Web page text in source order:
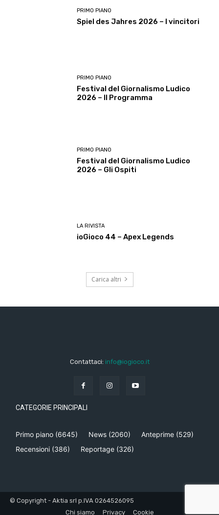
PRIMO PIANO
Spiel des Jahres 2026 – I vincitori
PRIMO PIANO
Festival del Giornalismo Ludico
2026 – Il Programma
PRIMO PIANO
Festival del Giornalismo Ludico
2026 – Gli Ospiti
LA RIVISTA
ioGioco 44 – Apex Legends
Carica altri
Contattaci: info@iogioco.it
CATEGORIE PRINCIPALI
Primo piano (6645) News (2060) Anteprime (529)
Recensioni (386) Reportage (326)
© Copyright - Aktia srl p.IVA 0264526095
Chi siamo
Privacy Cookie